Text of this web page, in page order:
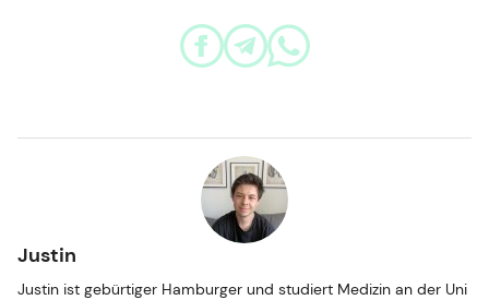
Justin
Justin ist gebürtiger Hamburger und studiert Medizin an der Uni